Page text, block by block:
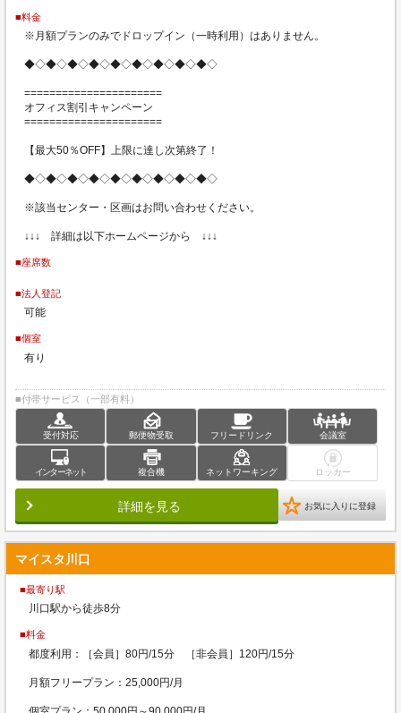
■料金
※月額プランのみでドロップイン（一時利用）はありません。
◆◇◆◇◆◇◆◇◆◇◆◇◆◇◆◇◆◇
======================
オフィス割引キャンペーン
======================
【最大50％OFF】上限に達し次第終了！
◆◇◆◇◆◇◆◇◆◇◆◇◆◇◆◇◆◇
※該当センター・区画はお問い合わせください。
↓↓↓ 詳細は以下ホームページから ↓↓↓
■座席数
■法人登記
可能
■個室
有り
■付帯サービス（一部有料）
受付対応 郵便物受取 フリードリンク 会議室
インターネット 複合機 ネットワーキング ロッカー
詳細を見る お気に入りに登録
マイスタ川口
■最寄り駅
川口駅から徒歩8分
■料金
都度利用：［会員］80円/15分 ［非会員］120円/15分
月額フリープラン：25,000円/月